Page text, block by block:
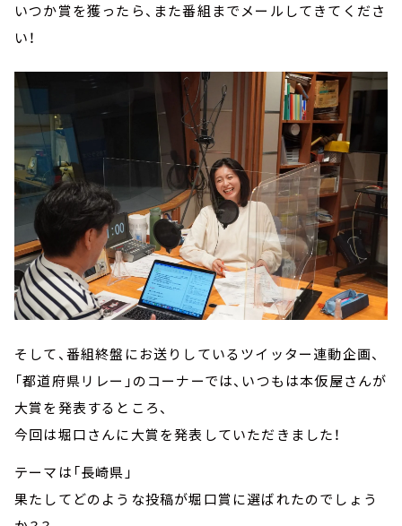
いつか賞を獲ったら、また番組までメールしてきてくださ
い！
そして、番組終盤にお送りしているツイッター連動企画、
「都道府県リレー」のコーナーでは、いつもは本仮屋さんが
大賞を発表するところ、
今回は堀口さんに大賞を発表していただきました！
テーマは「長崎県」
果たしてどのような投稿が堀口賞に選ばれたのでしょう